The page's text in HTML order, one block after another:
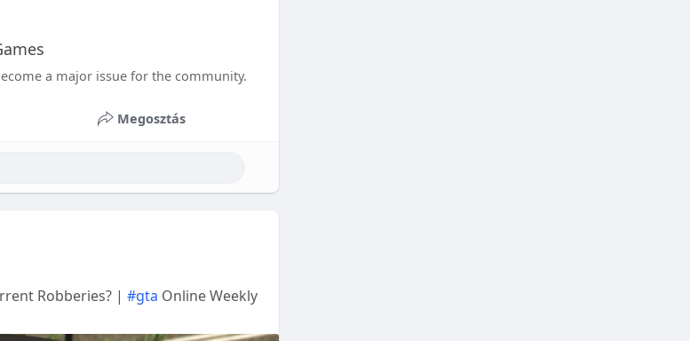
a major issue for the community.
Megosztás
Robberies? | #gta Online Weekly